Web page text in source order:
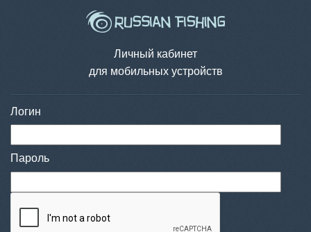
Личный кабинет
для мобильных устройств
Логин
Пароль